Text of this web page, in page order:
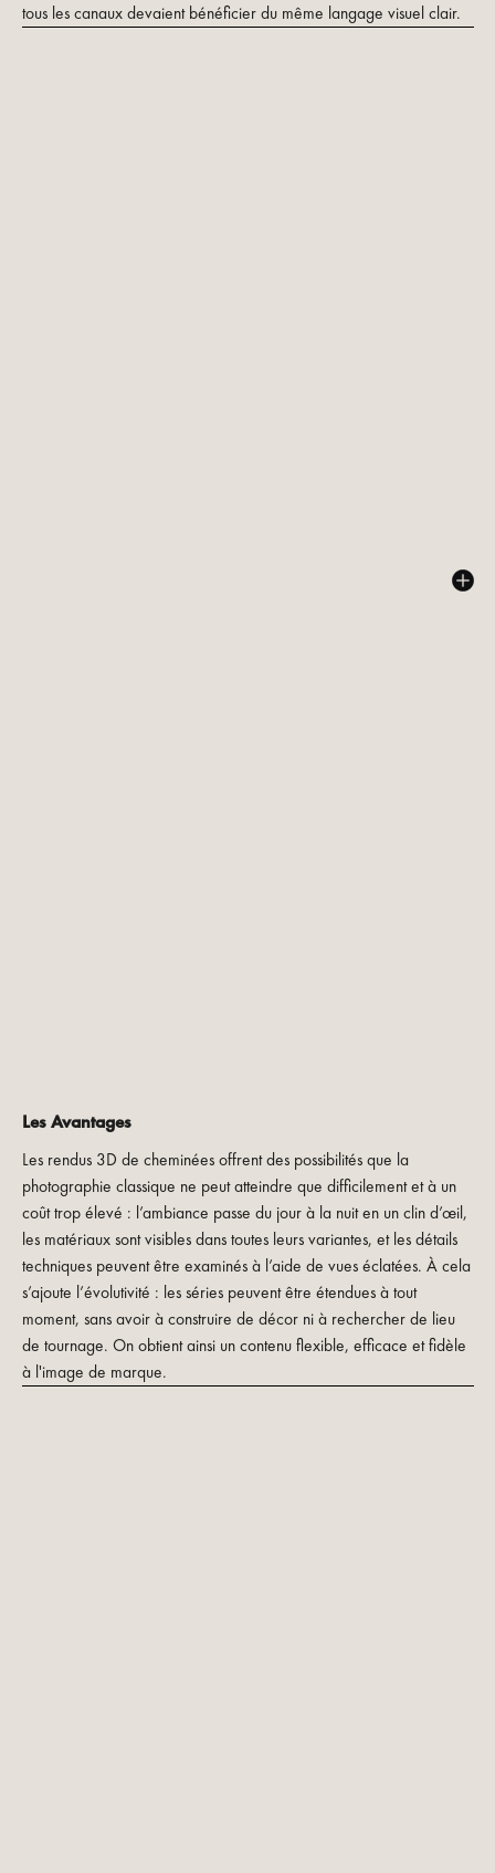
tous les canaux devaient bénéficier du même langage visuel clair.
Les Avantages
Les rendus 3D de cheminées offrent des possibilités que la
photographie classique ne peut atteindre que difficilement et à un
coût trop élevé : l’ambiance passe du jour à la nuit en un clin d’œil,
les matériaux sont visibles dans toutes leurs variantes, et les détails
techniques peuvent être examinés à l’aide de vues éclatées. À cela
s’ajoute l’évolutivité : les séries peuvent être étendues à tout
moment, sans avoir à construire de décor ni à rechercher de lieu
de tournage. On obtient ainsi un contenu flexible, efficace et fidèle
à l'image de marque.